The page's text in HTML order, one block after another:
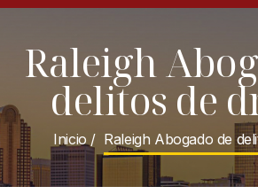
Raleigh
delitos de
Inicio / Raleigh Abogado de